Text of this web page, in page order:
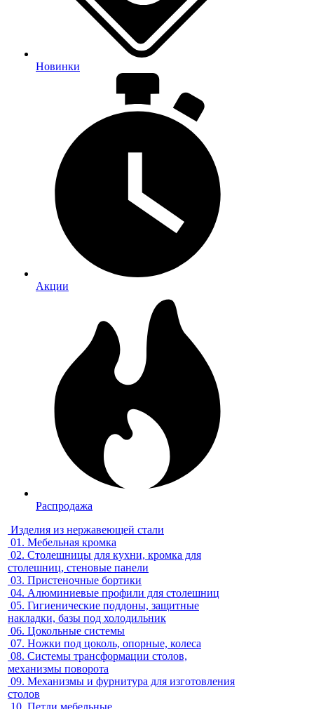
Новинки
Акции
Распродажа
Изделия из нержавеющей стали
01. Мебельная кромка
02. Столешницы для кухни, кромка для
столешниц, стеновые панели
03. Пристеночные бортики
04. Алюминиевые профили для столешниц
05. Гигиенические поддоны, защитные
накладки, базы под холодильник
06. Цокольные системы
07. Ножки под цоколь, опорные, колеса
08. Системы трансформации столов,
механизмы поворота
09. Механизмы и фурнитура для изготовления
столов
10. Петли мебельные